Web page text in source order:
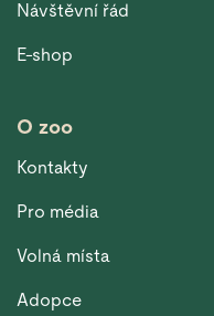
Návštěvní řád
E-shop
O zoo
Kontakty
Pro média
Volná místa
Adopce